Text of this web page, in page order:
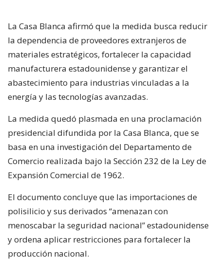
La Casa Blanca afirmó que la medida busca reducir
la dependencia de proveedores extranjeros de
materiales estratégicos, fortalecer la capacidad
manufacturera estadounidense y garantizar el
abastecimiento para industrias vinculadas a la
energía y las tecnologías avanzadas.
La medida quedó plasmada en una proclamación
presidencial difundida por la Casa Blanca, que se
basa en una investigación del Departamento de
Comercio realizada bajo la Sección 232 de la Ley de
Expansión Comercial de 1962.
El documento concluye que las importaciones de
polisilicio y sus derivados “amenazan con
menoscabar la seguridad nacional” estadounidense
y ordena aplicar restricciones para fortalecer la
producción nacional.